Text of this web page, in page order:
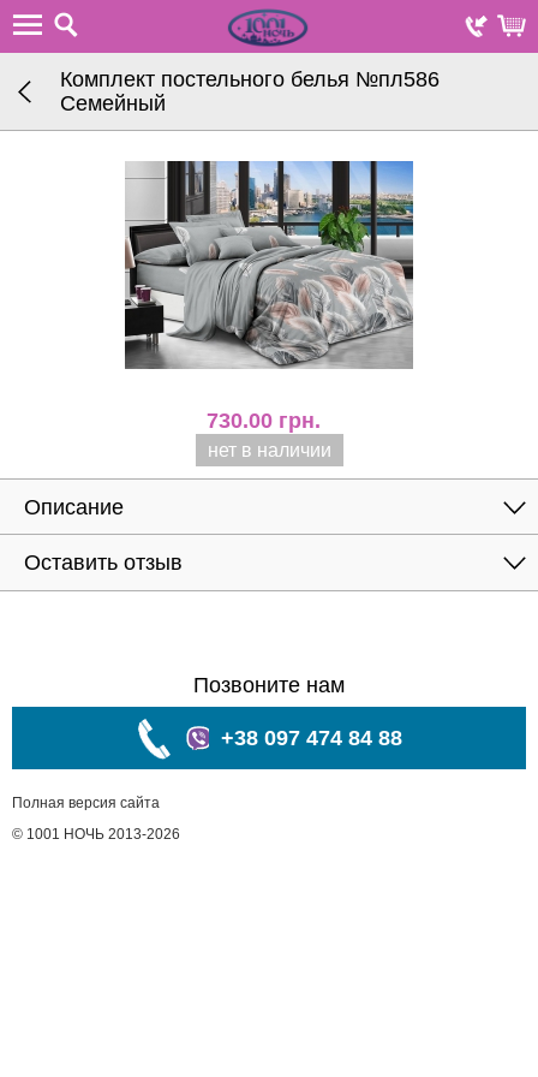
Комплект постельного белья №пл586
Семейный
730.00 грн.
нет в наличии
Описание
Оставить отзыв
Позвоните нам
+38 097 474 84 88
Полная версия сайта
© 1001 НОЧЬ 2013-2026